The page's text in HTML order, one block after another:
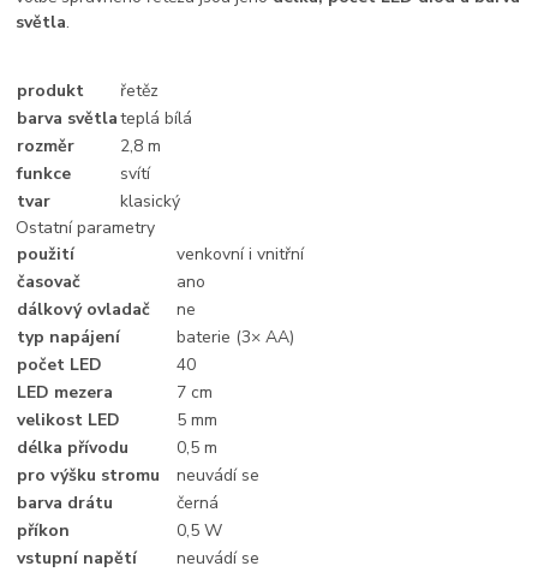
světla.
produkt
řetěz
barva světlateplá bílá
rozměr
2,8 m
funkce
svítí
tvar
klasický
Ostatní parametry
použití
venkovní i vnitřní
časovač
ano
dálkový ovladač
ne
typ napájení
baterie (3× AA)
počet LED
40
LED mezera
7 cm
velikost LED
5 mm
délka přívodu
0,5 m
pro výšku stromu
neuvádí se
barva drátu
černá
příkon
0,5 W
vstupní napětí
neuvádí se